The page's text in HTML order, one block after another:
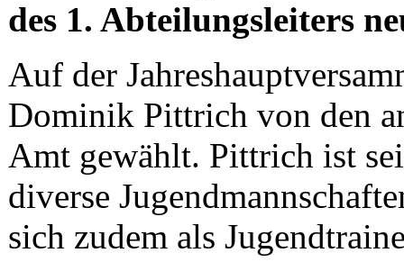
des 1. Abteilungsleiters
Auf der
Dominik Pittrich von den
Amt gewählt. Pittrich ist
diverse
sich zudem als